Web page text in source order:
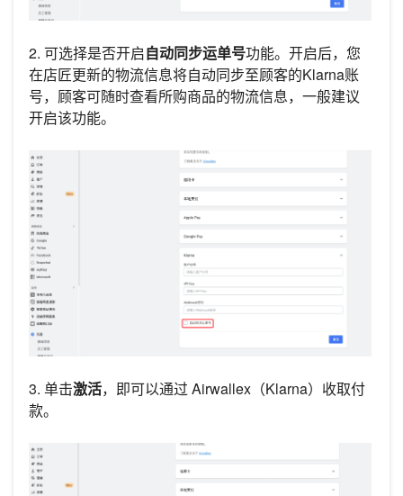
2. 可选择是否开启自动同步运单号功能。开启后，您
在店匠更新的物流信息将自动同步至顾客的Klarna账
号，顾客可随时查看所购商品的物流信息，一般建议
开启该功能。
3. 单击激活，即可以通过 Airwallex（Klarna）收取付
款。